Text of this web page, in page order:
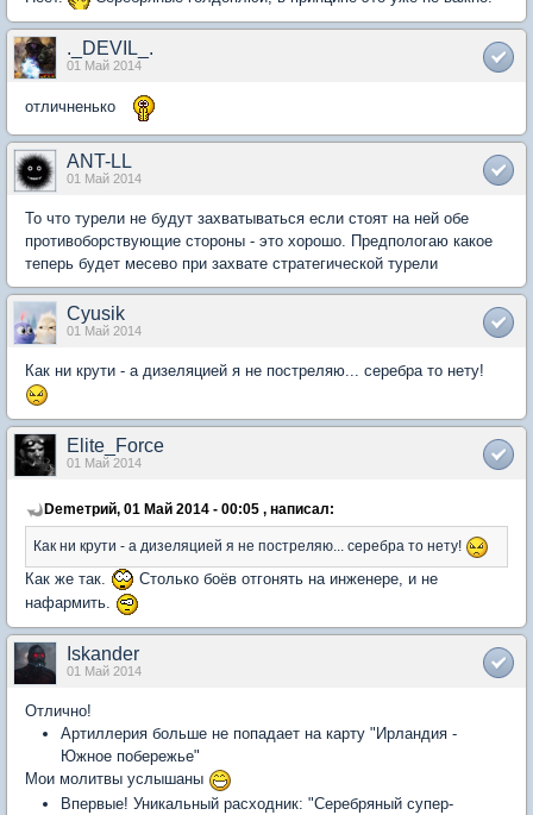
._DEVIL_.
01 Май 2014
отличненько
ANT-LL
01 Май 2014
То что турели не будут захватываться если стоят на ней обе
противоборствующие стороны - это хорошо. Предпологаю какое
теперь будет месево при захвате стратегической турели
Cyusik
01 Май 2014
Как ни крути - а дизеляцией я не постреляю... серебра то нету!
Elite_Force
01 Май 2014
Demeтрий, 01 Май 2014 - 00:05 , написал:
Как ни крути - а дизеляцией я не постреляю... серебра то нету!
Как же так.
Столько боёв отгонять на инженере, и не
нафармить.
Iskander
01 Май 2014
Отлично!
Артиллерия больше не попадает на карту "Ирландия -
Южное побережье"
Мои молитвы услышаны
Впервые! Уникальный расходник: "Серебряный супер-